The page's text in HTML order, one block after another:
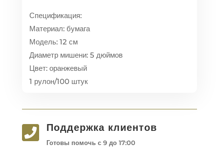
Спецификация:
Материал: бумага
Модель: 12 см
Диаметр мишени: 5 дюймов
Цвет: оранжевый
1 рулон/100 штук
 Поддержка клиентов
Готовы помочь с 9 до 17:00